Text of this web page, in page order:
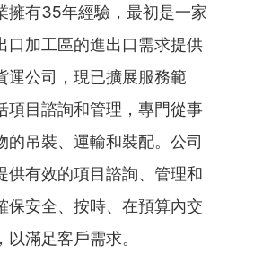
擁有35年經驗，最初是一家
口加工區的進出口需求提供
運公司，現已擴展服務範
項目諮詢和管理，專門從事
的吊裝、運輸和裝配。公司
供有效的項目諮詢、管理和
保安全、按時、在預算內交
以滿足客戶需求。